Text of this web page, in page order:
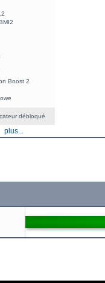
Boost 2
débloqué
plus...